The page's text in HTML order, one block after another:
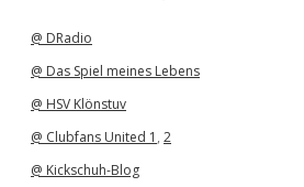
@ DRadio
@ Das Spiel meines Lebens
@ HSV Klönstuv
@ Clubfans United 1 , 2
@ Kickschuh-Blog